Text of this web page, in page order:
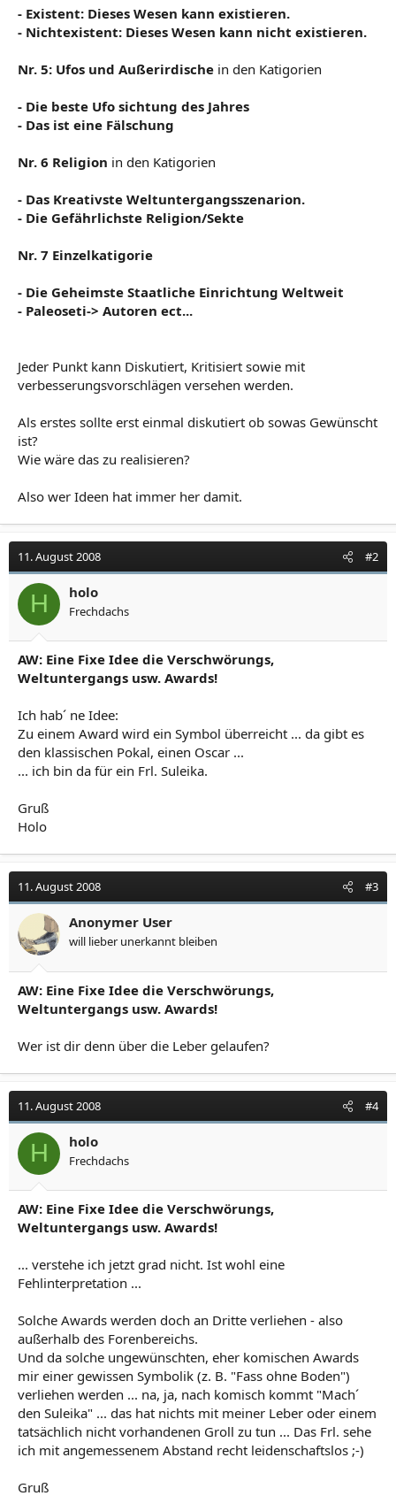
- Existent: Dieses Wesen kann existieren.
- Nichtexistent: Dieses Wesen kann nicht existieren.
Nr. 5: Ufos und Außerirdische in den Katigorien
- Die beste Ufo sichtung des Jahres
- Das ist eine Fälschung
Nr. 6 Religion in den Katigorien
- Das Kreativste Weltuntergangsszenarion.
- Die Gefährlichste Religion/Sekte
Nr. 7 Einzelkatigorie
- Die Geheimste Staatliche Einrichtung Weltweit
- Paleoseti-> Autoren ect...
Jeder Punkt kann Diskutiert, Kritisiert sowie mit
verbesserungsvorschlägen versehen werden.
Als erstes sollte erst einmal diskutiert ob sowas Gewünscht
ist?
Wie wäre das zu realisieren?
Also wer Ideen hat immer her damit.
11. August 2008 #2
H holo
Frechdachs
AW: Eine Fixe Idee die Verschwörungs,
Weltuntergangs usw. Awards!
Ich hab´ ne Idee:
Zu einem Award wird ein Symbol überreicht ... da gibt es
den klassischen Pokal, einen Oscar ...
... ich bin da für ein Frl. Suleika.
Gruß
Holo
11. August 2008 #3
Anonymer User
will lieber unerkannt bleiben
AW: Eine Fixe Idee die Verschwörungs,
Weltuntergangs usw. Awards!
Wer ist dir denn über die Leber gelaufen?
11. August 2008 #4
H holo
Frechdachs
AW: Eine Fixe Idee die Verschwörungs,
Weltuntergangs usw. Awards!
... verstehe ich jetzt grad nicht. Ist wohl eine
Fehlinterpretation ...
Solche Awards werden doch an Dritte verliehen - also
außerhalb des Forenbereichs.
Und da solche ungewünschten, eher komischen Awards
mir einer gewissen Symbolik (z. B. "Fass ohne Boden")
verliehen werden ... na, ja, nach komisch kommt "Mach´
den Suleika" ... das hat nichts mit meiner Leber oder einem
tatsächlich nicht vorhandenen Groll zu tun ... Das Frl. sehe
ich mit angemessenem Abstand recht leidenschaftslos ;-)
Gruß